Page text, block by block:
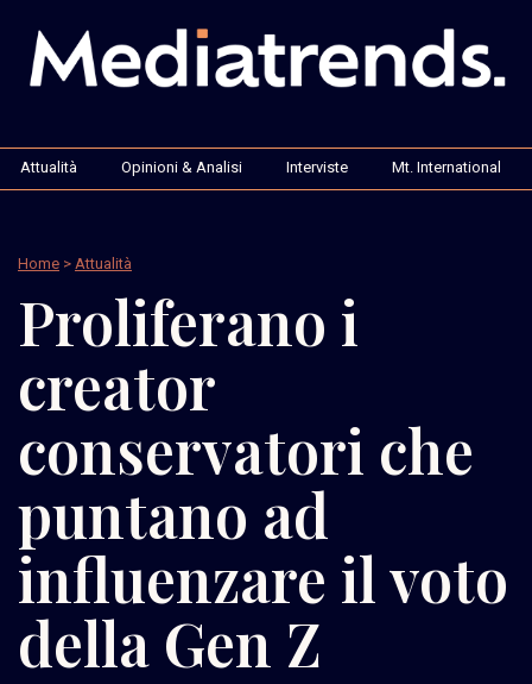
Attualità Opinioni & Analisi Interviste Mt. International
Home > Attualità
Proliferano i
creator
conservatori che
puntano ad
influenzare il voto
della Gen Z